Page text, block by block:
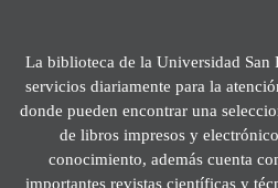
La biblioteca de la Universidad San
servicios diariamente para la
donde pueden encontrar una
de libros impresos y
conocimiento, además cuenta
importantes revistas científicas y